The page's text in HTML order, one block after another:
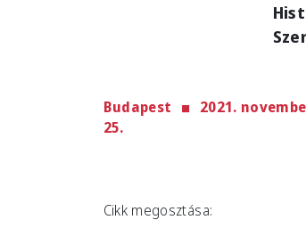
Budapest
2021.
25.
Cikk megosztása: